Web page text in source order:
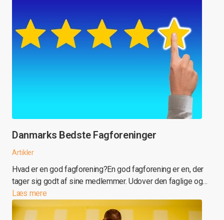
Danmarks Bedste Fagforeninger
Artikler
Hvad er en god fagforening?En god fagforening er en, der
tager sig godt af sine medlemmer. Udover den faglige og…
Læs mere